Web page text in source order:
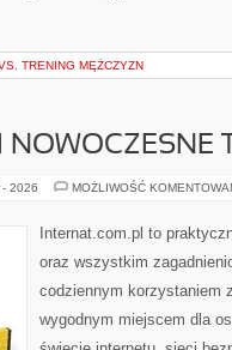
TRENING MĘŻCZYZN
2026 MOŻLIWOŚĆ
Internat.com.pl to
oraz wszystkim
codziennym korzystaniem
wygodnym miejscem dla